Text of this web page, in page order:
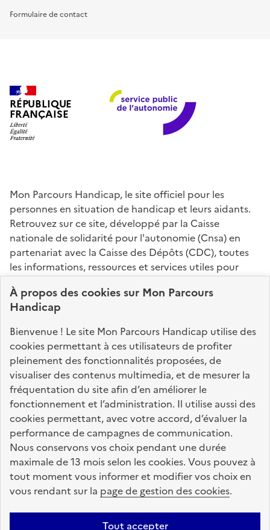
À propos descookiessur Mon Parcours
Handicap
Bienvenue ! Le site Mon Parcours Handicap utilise des
cookies permettant à ces utilisateurs de profiter
pleinement des fonctionnalités proposées, de
visualiser des contenus multimedia, et de mesurer la
fréquentation du site afin d’en améliorer le
fonctionnement et l’administration. Il utilise aussi des
cookies permettant, avec votre accord, d’évaluer la
performance de campagnes de communication.
Nous conservons vos choix pendant une durée
maximale de 13 mois selon les cookies. Vous pouvez à
tout moment vous informer et modifier vos choix en
vous rendant sur la page de gestion des cookies.
Tout accepter
Formulaire de contact
RÉPUBLIQUE
FRANÇAISE
Mon Parcours Handicap, le site officiel pour les
personnes en situation de handicap et leurs aidants.
Retrouvez sur ce site, développé par la Caisse
nationale de solidarité pour l'autonomie (Cnsa) en
partenariat avec la Caisse des Dépôts (CDC), toutes
les informations, ressources et services utiles pour
connaître vos droits, effectuer vos démarches,
identifier vos interlocuteurs.
Nos sites partenaires
info.gouv.fr service-public.fr legifrance.gouv.fr
data.gouv.fr
Nos partenaires
La Caisse des Dépôts
accompagne les parcours
de vie
Plan du site Accessibilité : totalement conforme Mentions légales